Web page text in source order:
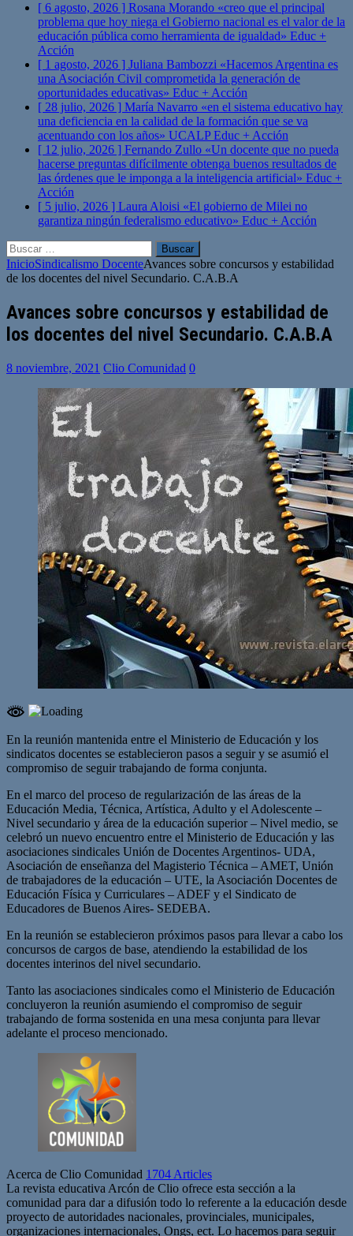
[ 6 agosto, 2026 ] Rosana Morando «creo que el principal
problema que hoy niega el Gobierno nacional es el valor de la
educación pública como herramienta de igualdad» Educ +
Acción
[ 1 agosto, 2026 ] Juliana Bambozzi «Hacemos Argentina es
una Asociación Civil comprometida la generación de
oportunidades educativas» Educ + Acción
[ 28 julio, 2026 ] María Navarro «en el sistema educativo hay
una deficiencia en la calidad de la formación que se va
acentuando con los años» UCALPEduc + Acción
[ 12 julio, 2026 ] Fernando Zullo «Un docente que no pueda
hacerse preguntas difícilmente obtenga buenos resultados de
las órdenes que le imponga a la inteligencia artificial» Educ +
Acción
[ 5 julio, 2026 ] Laura Aloisi «El gobierno de Milei no
garantiza ningún federalismo educativo» Educ + Acción
Buscar:
InicioSindicalismo DocenteAvances sobre concursos y estabilidad
de los docentes del nivel Secundario. C.A.B.A
Avances sobre concursos y estabilidad de
los docentes del nivel Secundario. C.A.B.A
8 noviembre, 2021 Clio Comunidad 0
En la reunión mantenida entre el Ministerio de Educación y los
sindicatos docentes se establecieron pasos a seguir y se asumió el
compromiso de seguir trabajando de forma conjunta.
En el marco del proceso de regularización de las áreas de la
Educación Media, Técnica, Artística, Adulto y el Adolescente –
Nivel secundario y área de la educación superior – Nivel medio, se
celebró un nuevo encuentro entre el Ministerio de Educación y las
asociaciones sindicales Unión de Docentes Argentinos- UDA,
Asociación de enseñanza del Magisterio Técnica – AMET, Unión
de trabajadores de la educación – UTE, la Asociación Docentes de
Educación Física y Curriculares – ADEF y el Sindicato de
Educadores de Buenos Aires- SEDEBA.
En la reunión se establecieron próximos pasos para llevar a cabo los
concursos de cargos de base, atendiendo la estabilidad de los
docentes interinos del nivel secundario.
Tanto las asociaciones sindicales como el Ministerio de Educación
concluyeron la reunión asumiendo el compromiso de seguir
trabajando de forma sostenida en una mesa conjunta para llevar
adelante el proceso mencionado.
Acerca de Clio Comunidad 1704 Articles
La revista educativa Arcón de Clio ofrece esta sección a la
comunidad para dar a difusión todo lo referente a la educación desde
proyecto de autoridades nacionales, provinciales, municipales,
organizaciones internacionales, Ongs, ect. Lo hacemos para seguir